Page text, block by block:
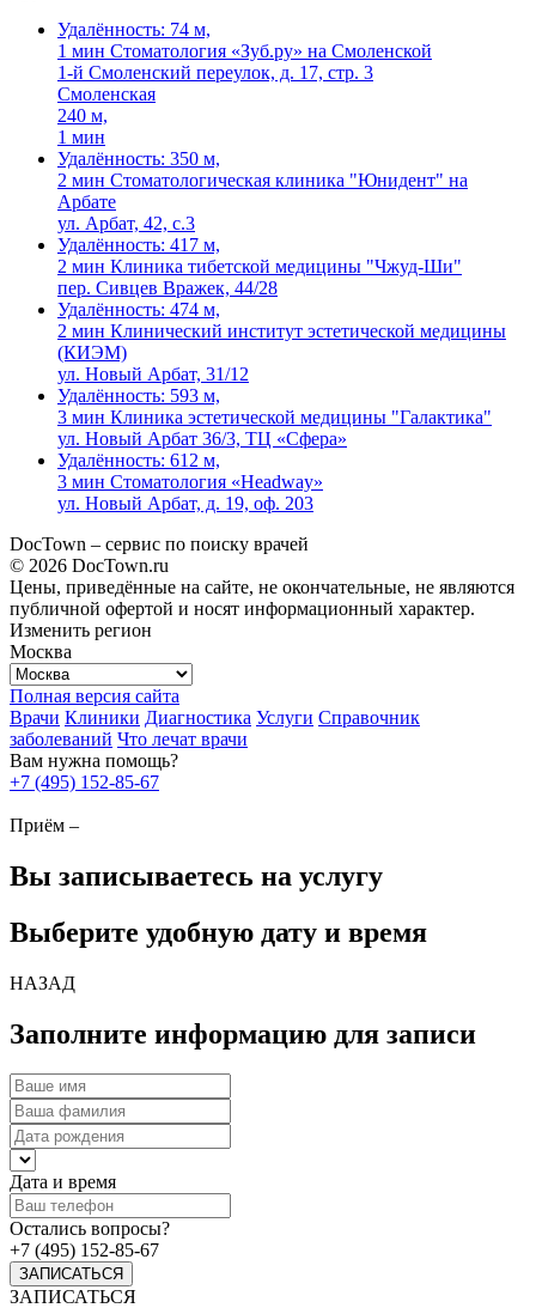
Удалённость: 74 м,
1 мин Стоматология «Зуб.ру» на Смоленской
1-й Смоленский переулок, д. 17, стр. 3
Смоленская
240 м,
1 мин
Удалённость: 350 м,
2 мин Стоматологическая клиника "Юнидент" на
Арбате
ул. Арбат, 42, с.3
Удалённость: 417 м,
2 мин Клиника тибетской медицины "Чжуд-Ши"
пер. Сивцев Вражек, 44/28
Удалённость: 474 м,
2 мин Клинический институт эстетической медицины
(КИЭМ)
ул. Новый Арбат, 31/12
Удалённость: 593 м,
3 мин Клиника эстетической медицины "Галактика"
ул. Новый Арбат 36/3, ТЦ «Сфера»
Удалённость: 612 м,
3 мин Стоматология «Headway»
ул. Новый Арбат, д. 19, оф. 203
DocTown – сервис по поиску врачей
© 2026 DocTown.ru
Цены, приведённые на сайте, не окончательные, не являются
публичной офертой и носят информационный характер.
Изменить регион
Москва
Полная версия сайта
Врачи Клиники Диагностика Услуги Справочник
заболеваний Что лечат врачи
Вам нужна помощь?
+7 (495) 152-85-67
Приём –
Вы записываетесь на услугу
Выберите удобную дату и время
НАЗАД
Заполните информацию для записи
Дата и время
Остались вопросы?
+7 (495) 152-85-67
ЗАПИСАТЬСЯ